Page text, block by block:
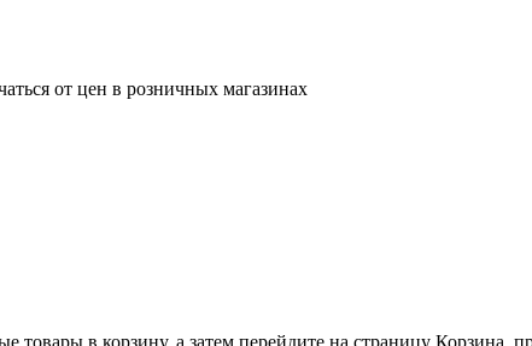
от цен в розничных магазинах
товары в корзину, а затем перейдите на страницу Корзина,